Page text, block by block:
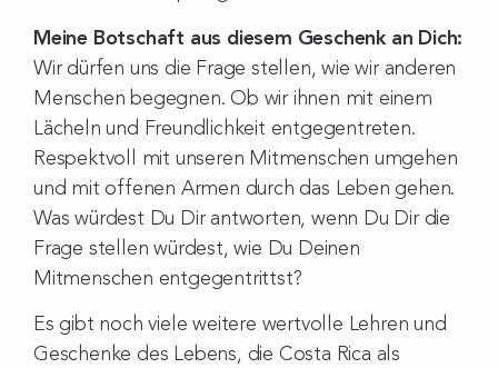
Meine Botschaft aus diesem Geschenk an Dich:
Wir dürfen uns die Frage stellen, wie wir anderen
Menschen begegnen. Ob wir ihnen mit einem
Lächeln und Freundlichkeit entgegentreten.
Respektvoll mit unseren Mitmenschen umgehen
und mit offenen Armen durch das Leben gehen.
Was würdest Du Dir antworten, wenn Du Dir die
Frage stellen würdest, wie Du Deinen
Mitmenschen entgegentrittst?
Es gibt noch viele weitere wertvolle Lehren und
Geschenke des Lebens, die Costa Rica als